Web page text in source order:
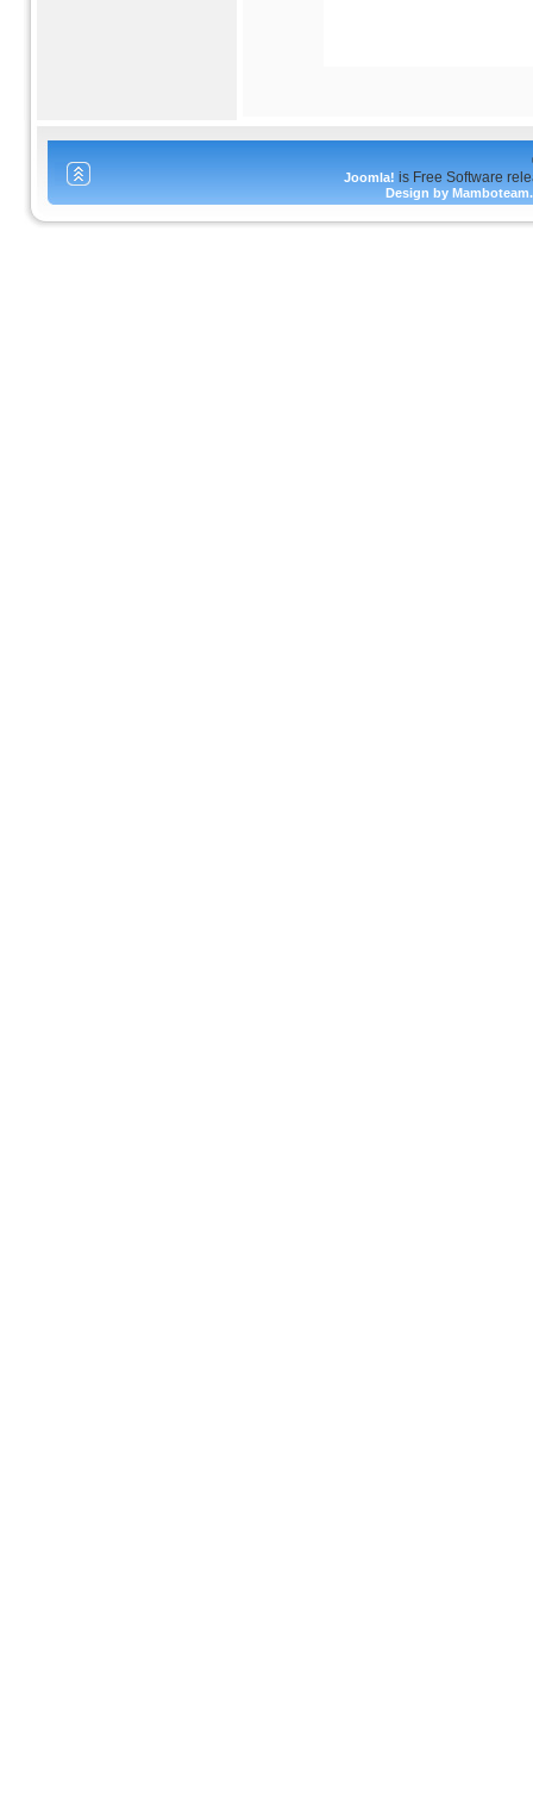
Joomla! is Free Software
Design by